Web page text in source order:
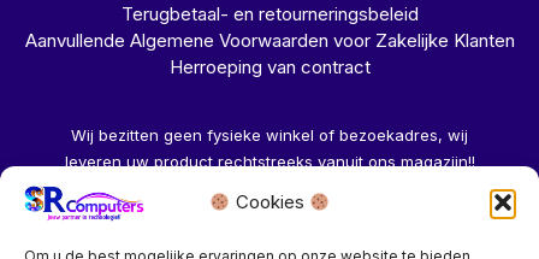
Cookies
Terugbetaal- en retourneringsbeleid
Aanvullende Algemene Voorwaarden voor Zakelijke Klanten
Herroeping van contract
Wij bezitten geen fysieke winkel of bezoekadres, wij
leveren uw product rechtstreeks vanuit ons magazijn!!
Herroeping aanvragen →